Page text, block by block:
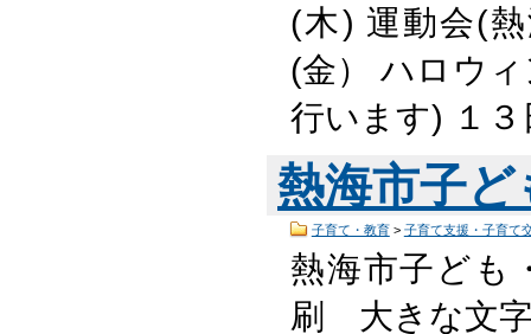
(木) 運動会(
(金） ハロウ
行います) １
熱海市子ど
子育て・教育> 子育て支援・子育て
熱海市子ども
刷 大きな文